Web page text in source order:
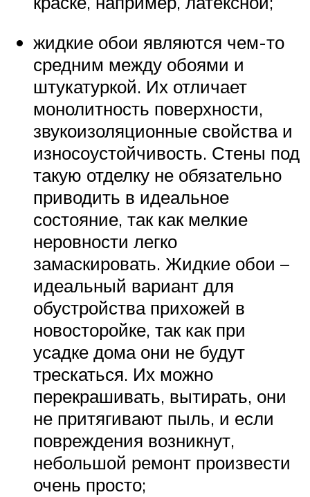
жидкие обои являются чем-то
средним между обоями и
штукатуркой. Их отличает
монолитность поверхности,
звукоизоляционные свойства и
износоустойчивость. Стены под
такую отделку не обязательно
приводить в идеальное
состояние, так как мелкие
неровности легко
замаскировать. Жидкие обои –
идеальный вариант для
обустройства прихожей в
новосторойке, так как при
усадке дома они не будут
трескаться. Их можно
перекрашивать, вытирать, они
не притягивают пыль, и если
повреждения возникнут,
небольшой ремонт произвести
очень просто;